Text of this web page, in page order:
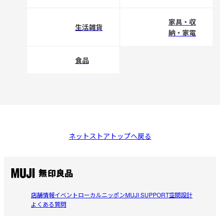
生活雑貨
家具・収
納・家電
食品
ネットストアトップへ戻る
店舗情報イベントローカルニッポンMUJI SUPPORT空間設計
よくある質問